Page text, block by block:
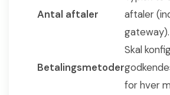
Antal aftaler
aftaler
gateway).
Betalingsmetoder
Skal
for hver